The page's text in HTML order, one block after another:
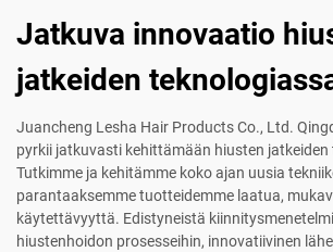
Jatkuva innovaatio
jatkeiden
Juancheng Lesha Hair Products Co., Ltd.
pyrkii jatkuvasti kehittämään hiusten jatkeiden
Tutkimme ja kehitämme koko ajan uusia
parantaaksemme tuotteidemme laatua,
käytettävyyttä. Edistyneistä
hiustenhoidon prosesseihin, innovatiivinen